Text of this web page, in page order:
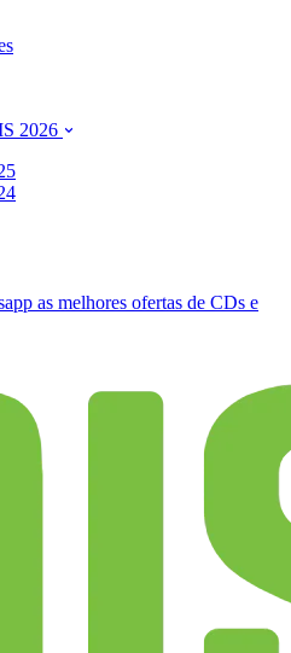
2026
as melhores ofertas de CDs e